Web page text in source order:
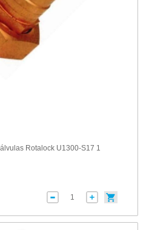
Rotalock U1300-S17 1